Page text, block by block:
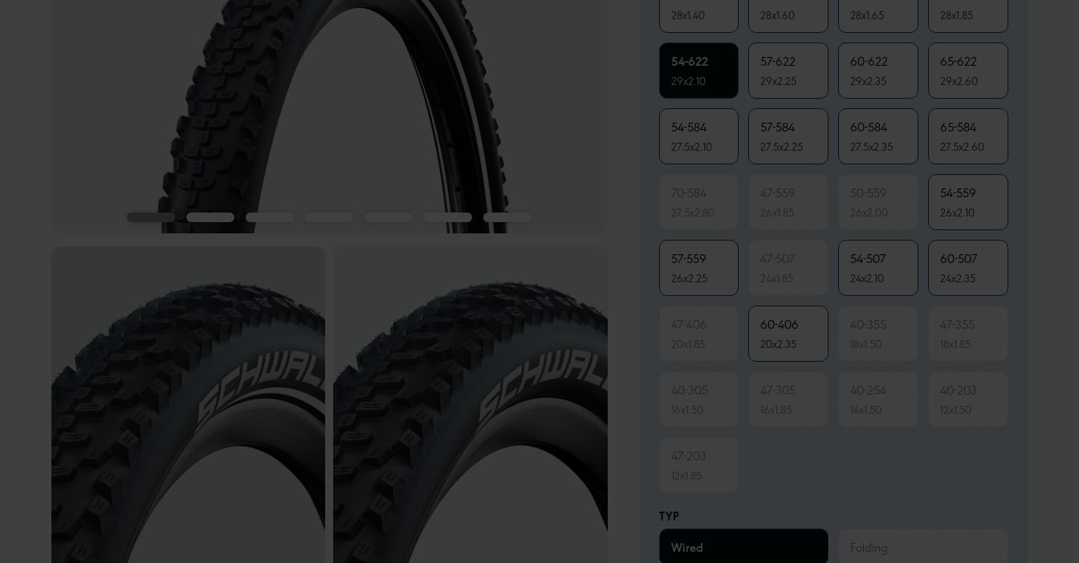
28x1.40 28x1.60 28x1.65 28x1.85
54-622
29x2.10
57-622
29x2.25
60-622
29x2.35
65-622
29x2.60
54-584
27.5x2.10
57-584
27.5x2.25
60-584
27.5x2.35
65-584
27.5x2.60
70-584
27.5x2.80
47-559
26x1.85
50-559
26x2.00
54-559
26x2.10
57-559
26x2.25
47-507
24x1.85
54-507
24x2.10
60-507
24x2.35
47-406
20x1.85
60-406
20x2.35
40-355
18x1.50
47-355
18x1.85
40-305
16x1.50
47-305
16x1.85
40-254
14x1.50
40-203
12x1.50
47-203
12x1.85
TYP
Wired
Folding